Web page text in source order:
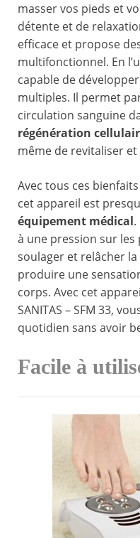
masser vos pieds et
détente et de
efficace et propose
multifonctionnel. En
capable de
multiples. Il permet
circulation sanguine
régénération
même de revitaliser
Avec tous ces
cet appareil est
équipement médical
à une pression sur
soulager et relâcher
produire une
corps. Avec cet
SANITAS – SFM 33,
quotidien sans avoir
Facile à